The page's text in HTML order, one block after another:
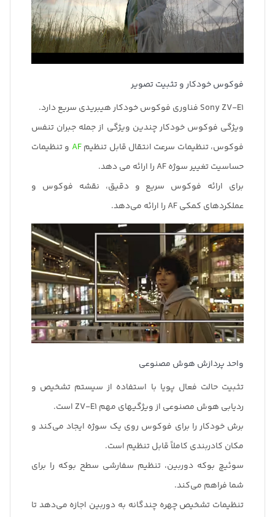
فوکوس خودکار و تثبیت تصویر
Sony ZV-E1 فناوری فوکوس خودکار هیبریدی سریع دارد.
ویژگی فوکوس خودکار چندین ویژگی از جمله جبران تنفس
فوکوس، تنظیمات سرعت انتقال قابل تنظیمAF و تنظیمات
حساسیت تغییر سوژه AF را ارائه می دهد.
برای ارائه فوکوس سریع و دقیق، نقشه فوکوس و
عملکردهای کمکی AF را ارائه می‌دهد.
واحد پردازش هوش مصنوعی
تثبیت حالت فعال پویا با استفاده از سیستم تشخیص و
ردیابی هوش مصنوعی از ویژگیهای مهم ZV-E1 است.
برش خودکار را برای فوکوس روی یک سوژه ایجاد می‌کند و
مکان کادربندی کاملاً قابل تنظیم است.
سوئیچ بوکه دوربین، تنظیم سفارشی سطح بوکه را برای
شما فراهم می‌کند.
تنظیمات تشخیص چهره چندگانه به دوربین اجازه می‌دهد تا